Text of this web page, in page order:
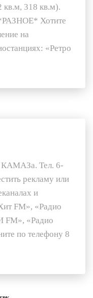
318 кв.м).
Хотите
на
«Ретро
КАМАЗа. Тел. 6-
рекламу или
и
FM», «Радио
FM», «Радио
по телефону 8